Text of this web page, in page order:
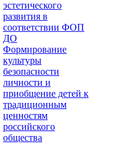
эстетического
развития в
соответствии ФОП
ДО
Формирование
культуры
безопасности
личности и
приобщение детей к
традиционным
ценностям
российского
общества